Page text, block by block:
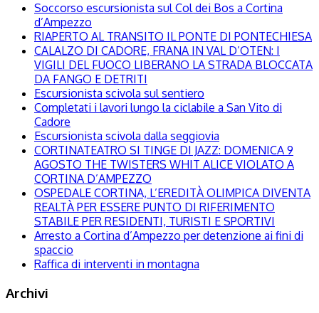
Soccorso escursionista sul Col dei Bos a Cortina
d’Ampezzo
RIAPERTO AL TRANSITO IL PONTE DI PONTECHIESA
CALALZO DI CADORE, FRANA IN VAL D’OTEN: I
VIGILI DEL FUOCO LIBERANO LA STRADA BLOCCATA
DA FANGO E DETRITI
Escursionista scivola sul sentiero
Completati i lavori lungo la ciclabile a San Vito di
Cadore
Escursionista scivola dalla seggiovia
CORTINATEATRO SI TINGE DI JAZZ: DOMENICA 9
AGOSTO THE TWISTERS WHIT ALICE VIOLATO A
CORTINA D’AMPEZZO
OSPEDALE CORTINA, L’EREDITÀ OLIMPICA DIVENTA
REALTÀ PER ESSERE PUNTO DI RIFERIMENTO
STABILE PER RESIDENTI, TURISTI E SPORTIVI
Arresto a Cortina d’Ampezzo per detenzione ai fini di
spaccio
Raffica di interventi in montagna
Archivi